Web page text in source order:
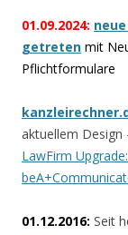
01.09.2024:
getreten mit
Pflichtformulare
aktuellem Design
LawFirm
01.12.2016: Seit